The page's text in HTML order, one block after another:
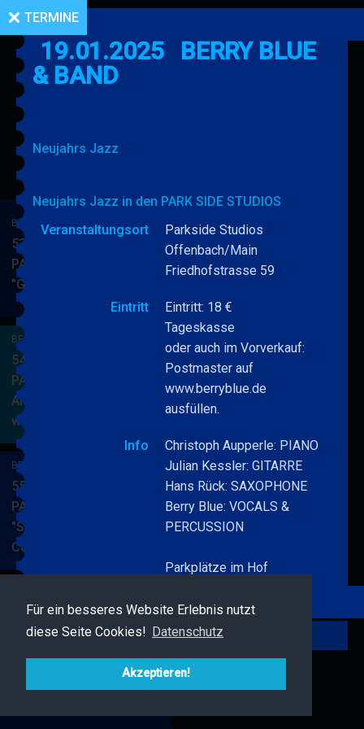
Für ein besseres Website Erlebnis nutzt
diese Seite Cookies! Datenschutz
Akzeptieren!
BERRY BLUE & BAND
53. JAZZ Matinee in den
PARKSIDE STUDIOS
"Gypsy Jazz"
BLUE
BERRY BLUE & BAND
54. JAZZ Matinee in den
PARKSIDE STUDIOS
American Songbook
wunderbare Musik
BLUE
BAND
BERRY BLUE & BAND
55. JAZZ Matinee in den
PARKSIDE STUDIOS
"Songs von Nat King
Cole"
BAND
BERRY BLUE & FRIENDS
Live Jazz im MAMPF
&
TERMINE
19.01.2025
BERRY BLUE
& BAND
Neujahrs Jazz
Neujahrs Jazz in den PARK SIDE STUDIOS
Veranstaltungsort
Parkside Studios
Offenbach/Main
Friedhofstrasse 59
Eintritt
Eintritt: 18 €
Tageskasse
oder auch im Vorverkauf:
Postmaster auf
www.berryblue.de
ausfüllen.
Info
Christoph Aupperle: PIANO
Julian Kessler: GITARRE
Hans Rück: SAXOPHONE
Berry Blue: VOCALS &
PERCUSSION
Parkplätze im Hof
Zurück